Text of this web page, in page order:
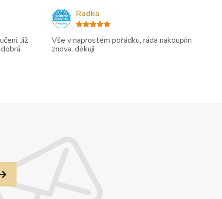
Již
Vše v naprostém pořádku, ráda nakoupím
znova. děkuji
Radka